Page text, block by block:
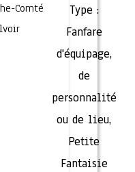
Comté
Type :
Fanfare
d'équipage,
de
personnalité
ou de lieu,
Petite
Fantaisie